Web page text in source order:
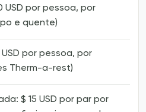
USD por pessoa, por
e quente)
por pessoa, por
Therm-a-rest)
$ 15 USD por par por